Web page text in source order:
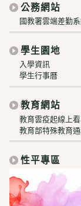
公務網站
國教署雲端差勤
學生園地
入學資訊
學生行事曆
教育網站
教育雲疫起線上
教育部特殊教育
性平專區